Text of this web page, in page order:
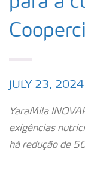
JULY 23, 2024
YaraMila I
exigências
há redução de